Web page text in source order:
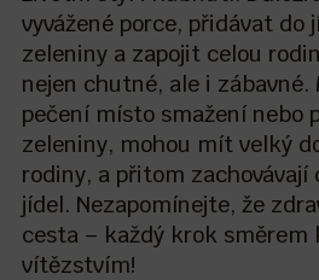
vyvážené porce, přidávat do
zeleniny a zapojit celou
nejen chutné, ale i zábavné.
pečení místo smažení nebo
zeleniny, mohou mít velký
rodiny, a přitom
jídel. Nezapomínejte, že
cesta – každý krok směrem
vítězstvím!